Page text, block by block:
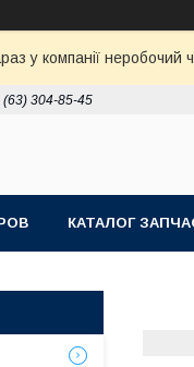
у компанії неробочий
(63) 304-85-45
КАТАЛОГ